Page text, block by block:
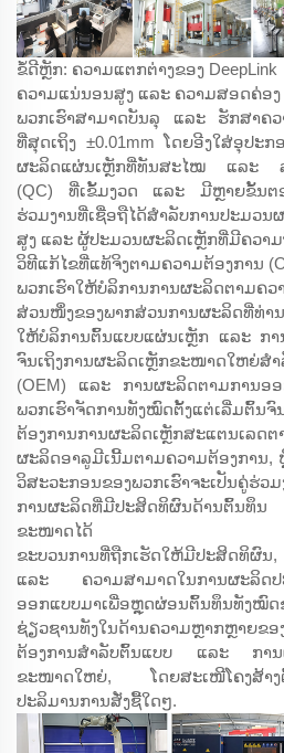
ຂໍ້ດີຫຼັກ: ຄວາມແຕກຕ່າງຂອງ DeepLink
ຄວາມແນ່ນອນສູງ ແລະ ຄວາມສອດຄ່ອງ
ພວກເຮົາສາມາດບັນລຸ ແລະ ຮັກສາຄວ
ທີ່ສຸດເຖິງ ±0.01mm ໂດຍອີງໃສ່ອຸປະ
ຜະລິດແຜ່ນເຫຼັກທີ່ທັນສະໄໝ ແລະ ລ
(QC) ທີ່ເຂັ້ມງວດ ແລະ ມີຫຼາຍຂັ້ນຕ
ຮ່ວມງານທີ່ເຊື່ອຖືໄດ້ສຳລັບການປະມວ
ສູງ ແລະ ຜູ້ປະມວນຜະລິດເຫຼັກທີ່ມີຄວາມ
ວິທີແກ້ໄຂທີ່ແທ້ຈິງຕາມຄວາມຕ້ອງການ
ພວກເຮົາໃຫ້ບໍລິການການຜະລິດຕາມຄວ
ສ່ວນໜຶ່ງຂອງພາກສ່ວນການຜະລິດທີ່ທ່າ
ໃຫ້ບໍລິການຕົ້ນແບບແຜ່ນເຫຼັກ ແລະ ກ
ຈົນເຖິງການຜະລິດເຫຼັກຂະໜາດໃຫຍ່ສ
(OEM) ແລະ ການຜະລິດຕາມການອ
ພວກເຮົາຈັດການທັງໝົດຕັ້ງແຕ່ເລີ່ມຕົ້
ຕ້ອງການການຜະລິດເຫຼັກສະແຕນເລ
ຜະລິດອາລູມີເນີ້ມຕາມຄວາມຕ້ອງການ,
ວິສະວະກອນຂອງພວກເຮົາຈະເປັນຄູ່ຮ່ວມ
ການຜະລິດທີ່ມີປະສິດທິຜົນດ້ານຕົ້ນ
ຂະໜາດໄດ້
ຂະບວນການທີ່ຖືກເຮັດໃຫ້ມີປະສິດທິຜົ
ແລະ ຄວາມສາມາດໃນການຜະລິດປ
ອອກແບບມາເພື່ອຫຼຸດຜ່ອນຕົ້ນທຶນທັງ
ຊ່ຽວຊານທັງໃນດ້ານຄວາມຫຼາກຫຼາຍຂ
ຕ້ອງການສຳລັບຕົ້ນແບບ ແລະ ການ
ຂະໜາດໃຫຍ່, ໂດຍສະເໜີໂຄງສ້າງ
ປະລິມານການສັ່ງຊື້ໃດໆ.